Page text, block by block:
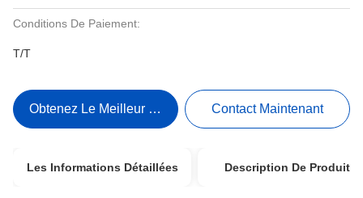
Conditions De Paiement:
T/T
Obtenez Le Meilleur Prix Contact Maintenant
Les Informations Détaillées Description De Produit